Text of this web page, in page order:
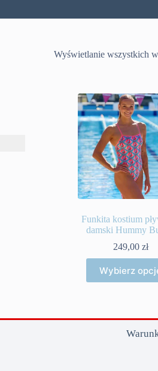
Wyświetlanie wszystkich
Funkita kostium
damski Hummy
249,00 zł
Wybierz
ma
Opcje
można
wybrać